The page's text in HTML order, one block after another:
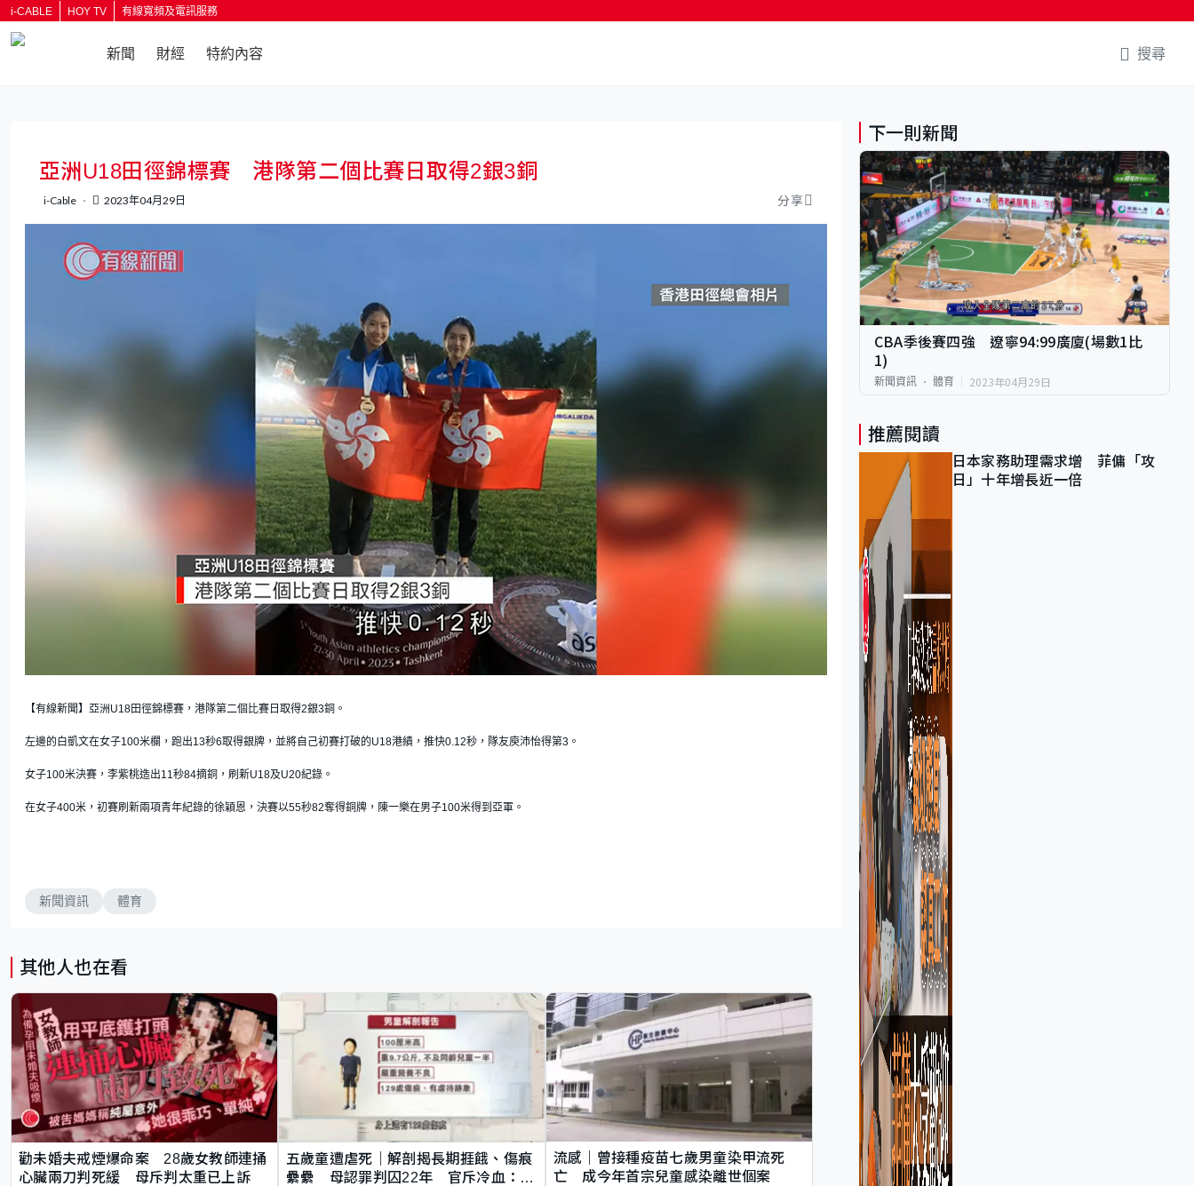
i-CABLE HOY TV 有線寬頻及電訊服務
新聞 財經 特約內容 搜尋
亞洲U18田徑錦標賽 港隊第二個比賽日取得2銀3銅
i-Cable 2023年04月29日 分享
n
t
e
L
o
d
6
.
【有線新聞】亞洲U18田徑錦標賽，港隊第二個比賽日取得2銀3銅。
左邊的白凱文在女子100米欄，跑出13秒6取得銀牌，並將自己初賽打破的U18港績，推快0.12秒，隊友庾沛怡得第3。
女子100米決賽，李紫桃造出11秒84摘銅，刷新U18及U20紀錄。
在女子400米，初賽刷新兩項青年紀錄的徐穎恩，決賽以55秒82奪得銅牌，陳一樂在男子100米得到亞軍。
新聞資訊 體育
其他人也在看
勸未婚夫戒煙爆命案 28歲女教師連捅
心臟兩刀判死緩 母斥判太重已上訴
五歲童遭虐死｜解剖揭長期捱餓、傷痕
纍纍 母認罪判囚22年 官斥冷血：同
流感｜曾接種疫苗七歲男童染甲流死
亡 成今年首宗兒童感染離世個案
下一則新聞
CBA季後賽四強 遼寧94:99廣廈(場數1比
1)
新聞資訊 體育 2023年04月29日
推薦閱讀
日本家務助理需求增 菲傭「攻
日」十年增長近一倍